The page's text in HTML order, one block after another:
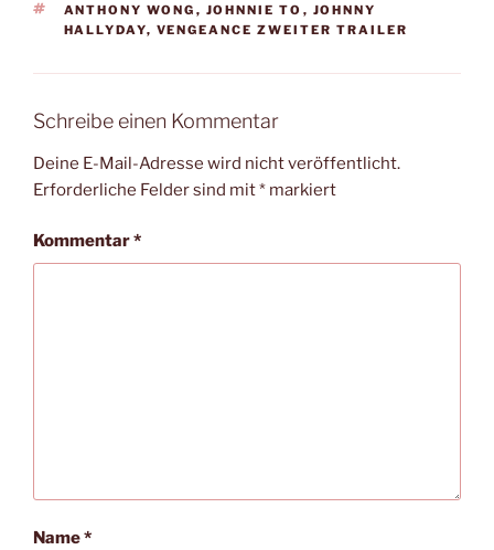
SCHLAGWÖRTER
ANTHONY WONG , JOHNNIE TO , JOHNNY
HALLYDAY, VENGEANCE ZWEITER TRAILER
Schreibe einen Kommentar
Deine E-Mail-Adresse wird nicht veröffentlicht.
Erforderliche Felder sind mit* markiert
Kommentar*
Name*